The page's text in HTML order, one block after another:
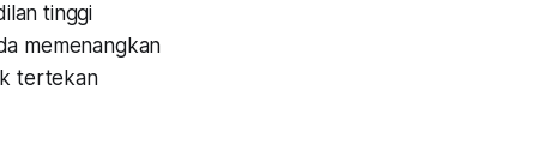
tinggi
memenangkan
tertekan